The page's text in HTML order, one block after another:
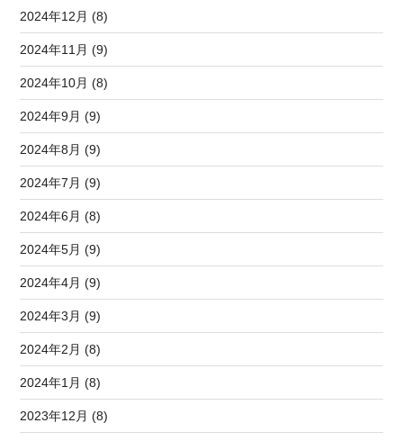
2024年12月 (8)
2024年11月 (9)
2024年10月 (8)
2024年9月 (9)
2024年8月 (9)
2024年7月 (9)
2024年6月 (8)
2024年5月 (9)
2024年4月 (9)
2024年3月 (9)
2024年2月 (8)
2024年1月 (8)
2023年12月 (8)